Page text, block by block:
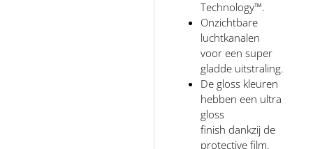
Technology™.
Onzichtbare
luchtkanalen
voor een super
gladde uitstraling.
De gloss kleuren
hebben een ultra
gloss
finish dankzij de
protective film.